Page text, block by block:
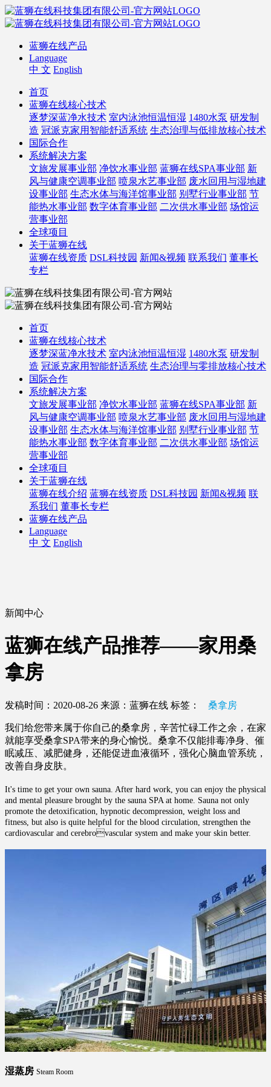
蓝狮在线产品
Language
中 文 English
首页
蓝狮在线核心技术
逐梦深蓝净水技术 室内泳池恒温恒湿 1480水泵 研发制
造 冠派克家用智能舒适系统 生态治理与低排放核心技术
国际合作
系统解决方案
文旅发展事业部 净饮水事业部 蓝狮在线SPA事业部 新
风与健康空调事业部 喷泉水艺事业部 废水回用与湿地建
设事业部 生态水体与海洋馆事业部 别墅行业事业部 节
能热水事业部 数字体育事业部 二次供水事业部 场馆运
营事业部
全球项目
关于蓝狮在线
蓝狮在线资质 DSL科技园 新闻&视频 联系我们 董事长
专栏
首页
蓝狮在线核心技术
逐梦深蓝净水技术 室内泳池恒温恒湿 1480水泵 研发制
造 冠派克家用智能舒适系统 生态治理与零排放核心技术
国际合作
系统解决方案
文旅发展事业部 净饮水事业部 蓝狮在线SPA事业部 新
风与健康空调事业部 喷泉水艺事业部 废水回用与湿地建
设事业部 生态水体与海洋馆事业部 别墅行业事业部 节
能热水事业部 数字体育事业部 二次供水事业部 场馆运
营事业部
全球项目
关于蓝狮在线
蓝狮在线介绍 蓝狮在线资质 DSL科技园 新闻&视频 联
系我们 董事长专栏
蓝狮在线产品
Language
中 文 English
新闻中心
蓝狮在线产品推荐——家用桑
拿房
发稿时间：2020-08-26 来源：蓝狮在线 标签： 桑拿房
我们给您带来属于你自己的桑拿房，辛苦忙碌工作之余，在家
就能享受桑拿SPA带来的身心愉悦。桑拿不仅能排毒净身、催
眠减压、减肥健身，还能促进血液循环，强化心脑血管系统，
改善自身皮肤。
It's time to get your own sauna. After hard work, you can enjoy the physical
and mental pleasure brought by the sauna SPA at home. Sauna not only
promote the detoxification, hypnotic decompression, weight loss and
fitness, but also is quite helpful for the blood circulation, strengthen the
cardiovascular and cerebrovascular system and make your skin better.
湿蒸房 Steam Room